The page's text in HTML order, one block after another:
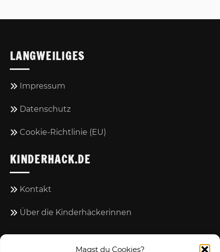
Magst du Cookies?
LANGWEILIGES
Impressum
Datenschutz
Cookie-Richtlinie (EU)
KINDERHACK.DE
Kontakt
Über die Kinderhäckerinnen
COPYRIGHTS